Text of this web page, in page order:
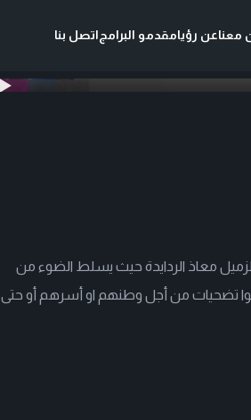
معناعن رؤيامقدمو البرامجاتصل بنا
معاذ الردايدة حيث يسلط الضوء من
تضحيات من أجل وطنهم او أسرهم أو حتى